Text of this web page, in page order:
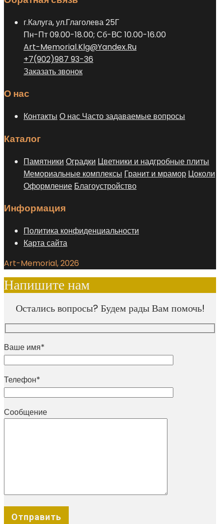
на
странице
товара.
г.Калуга, ул.Глаголева 25Г
Пн-Пт 09.00-18.00; Сб-ВС 10.00-16.00
Art-Memorial.Klg@Yandex.Ru
+7(902)987 93-36
Заказать звонок
О нас
Контакты О нас Часто задаваемые вопросы
Каталог
Памятники Оградки Цветники и надгробные плиты
Мемориальные комплексы Гранит и мрамор Цоколи
Оформление Благоустройство
Информация
Политика конфиденциальности
Карта сайта
Art-Memorial, 2026
Напишите нам
Остались вопросы? Будем рады Вам помочь!
Ваше имя*
Телефон*
Сообщение